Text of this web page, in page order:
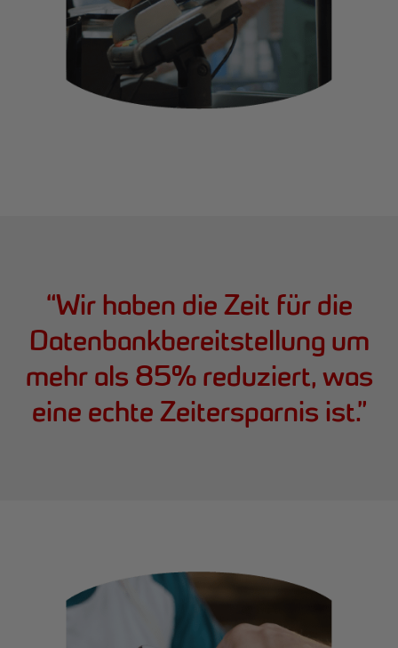
“Wir haben die Zeit für die
Datenbankbereitstellung um
mehr als 85% reduziert, was
eine echte Zeitersparnis ist.”